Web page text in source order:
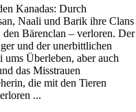
Kanadas: Durch
Naali und Barik ihre Clans
Bärenclan – verloren. Der
und der unerbittlichen
ums Überleben, aber auch
das Misstrauen
die mit den Tieren
...